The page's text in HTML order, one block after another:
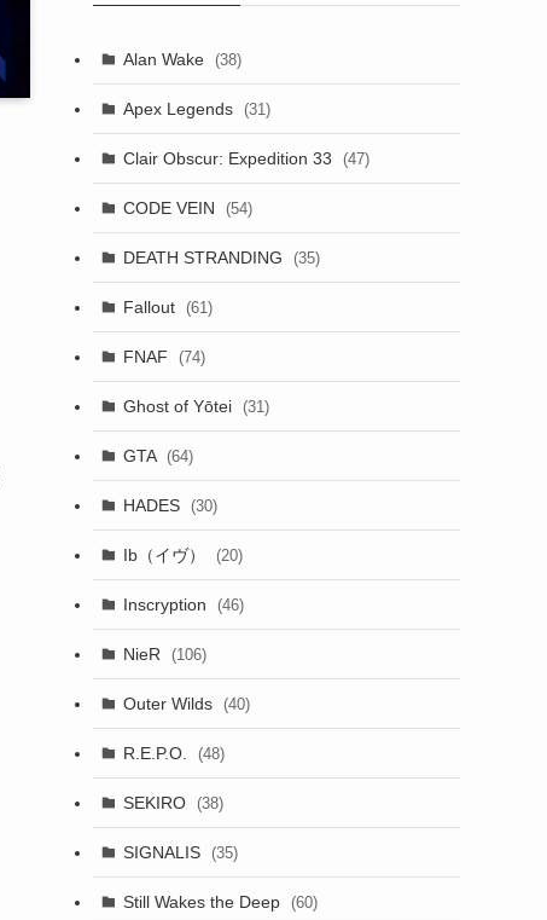
Alan Wake (38)
Apex Legends (31)
Clair Obscur: Expedition 33 (47)
CODE VEIN (54)
DEATH STRANDING (35)
Fallout (61)
FNAF (74)
Ghost of Yōtei (31)
GTA (64)
HADES (30)
Ib（イヴ） (20)
Inscryption (46)
NieR (106)
Outer Wilds (40)
R.E.P.O. (48)
SEKIRO (38)
SIGNALIS (35)
Still Wakes the Deep (60)